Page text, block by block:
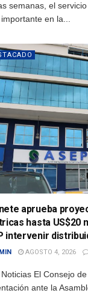
semanas, el
en la...
aprueba
hasta US$20
intervenir
AGOSTO 4, 2026
El Consejo
ante la